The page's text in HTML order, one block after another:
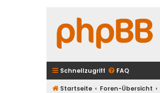
Schnellzugriff FAQ
Startseite Foren-Übersicht